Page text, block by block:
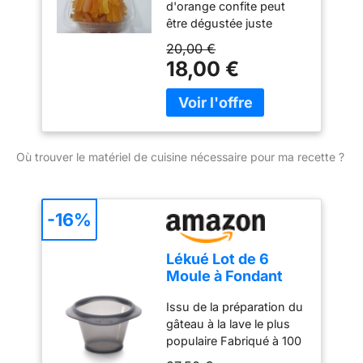
d'orange confite peut
être dégustée juste
comme dans les
orangettes ou incorporée
à la préparation d'un
cake et est tout aussi
20,00 €
18,00 €
Où trouver le matériel de cuisine nécessaire pour ma recette ?
Lékué Lot de 6
Moule à Fondant
Platine
Noir/Translucide
Issu de la préparation du
gâteau à la lave le plus
populaire Fabriqué à 100
-16%